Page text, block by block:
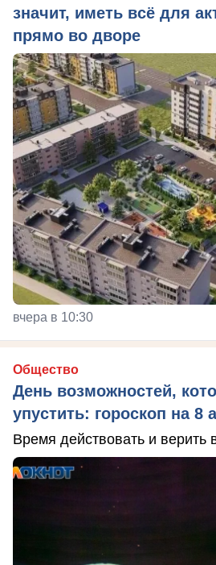
значит, иметь всё для
прямо во дворе
вчера в 10:30
Общество
День возможностей,
упустить: гороскоп на 8
Время действовать и верить